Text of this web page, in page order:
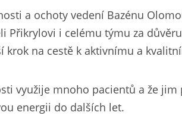
a ochoty vedení Bazénu
Přikrylovi i celému týmu za
krok na cestě k aktivnímu a
využije mnoho pacientů a že
energii do dalších let.